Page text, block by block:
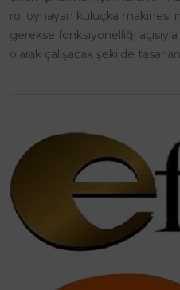
rol oynayan kuluçka makinesi
gerekse fonksiyonelliği
olarak çalışacak şekilde